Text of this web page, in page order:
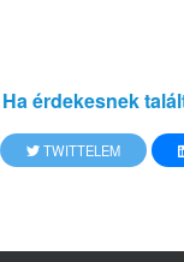
Ha érdekesnek
TWITTELEM